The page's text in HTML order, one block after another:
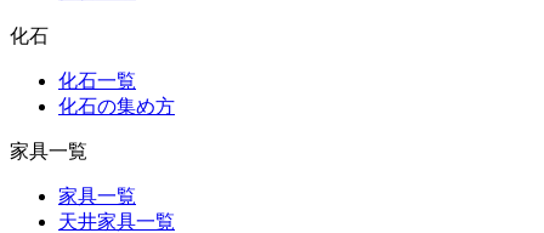
化石
化石一覧
化石の集め方
家具一覧
家具一覧
天井家具一覧